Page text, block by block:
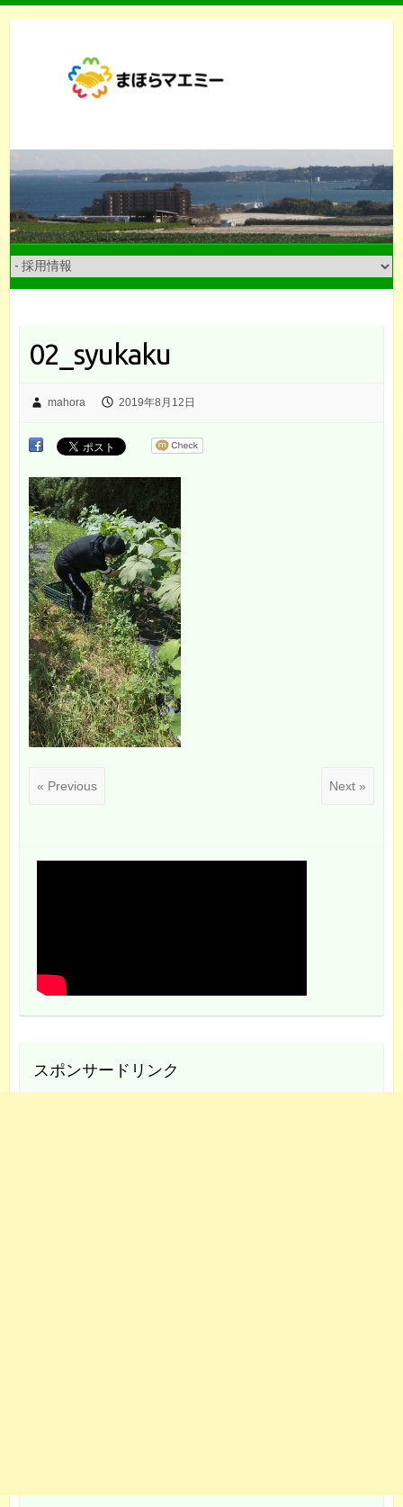
02_syukaku
mahora 2019年8月12日
« Previous Next »
スポンサードリンク